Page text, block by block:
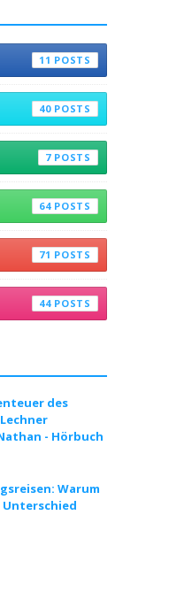
11
40
7
64
71
44
des
- Hörbuch
Warum
Unterschied